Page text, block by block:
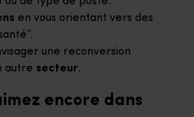
en vous orientant vers des
une reconversion
autre secteur.
encore dans